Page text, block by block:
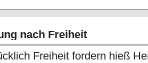
wollten nicht stur am alten
Dörfern kamen auch
nach Freiheit
Freiheit fordern hieß